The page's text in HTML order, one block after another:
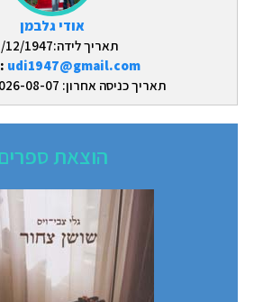
אודי גלבמן
תאריך לידה:01/12/1947
udi1947@gmail.com
תאריך כניסה אחרון: 2026-08-07 05:12:03
הוצאת